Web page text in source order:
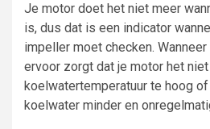
Je motor doet het niet meer
is, dus dat is een indicator
impeller moet checken.
ervoor zorgt dat je motor het
koelwatertemperatuur te hoog
koelwater minder en